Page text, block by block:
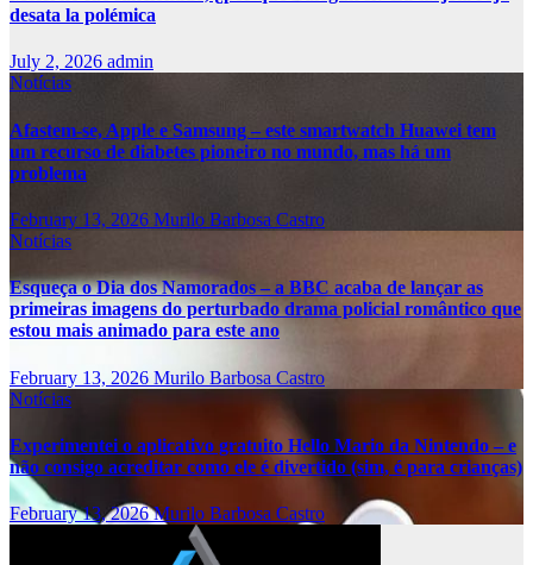
desata la polémica
July 2, 2026 admin
Notícias
Afastem-se, Apple e Samsung – este smartwatch Huawei tem
um recurso de diabetes pioneiro no mundo, mas há um
problema
February 13, 2026 Murilo Barbosa Castro
Notícias
Esqueça o Dia dos Namorados – a BBC acaba de lançar as
primeiras imagens do perturbado drama policial romântico que
estou mais animado para este ano
February 13, 2026 Murilo Barbosa Castro
Notícias
Experimentei o aplicativo gratuito Hello Mario da Nintendo – e
não consigo acreditar como ele é divertido (sim, é para crianças)
February 13, 2026Murilo Barbosa Castro